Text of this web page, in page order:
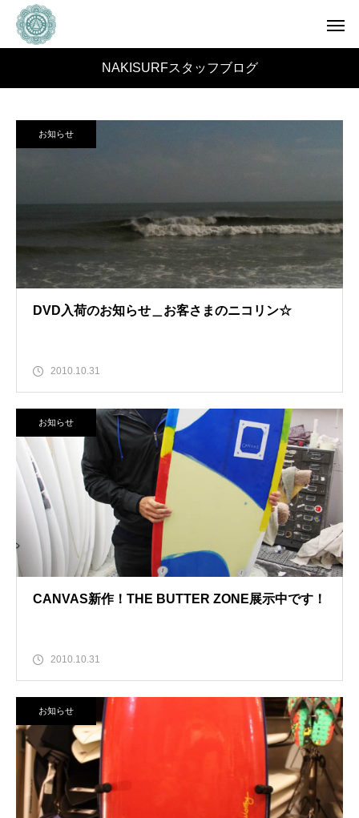
NAKISURFスタッフブログ
お知らせ
DVD入荷のお知らせ＿お客さまのニコリン☆
2010.10.31
お知らせ
CANVAS新作！THE BUTTER ZONE展示中です！
2010.10.31
お知らせ